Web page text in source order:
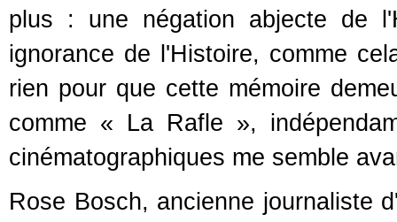
plus : une négation abjecte de
ignorance de l'Histoire, comme
rien pour que cette mémoire
comme « La Rafle »,
cinématographiques me semble
Rose Bosch, ancienne journaliste